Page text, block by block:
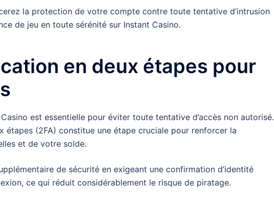
la protection de votre compte contre toute tentative d’intrusion
de jeu en toute sérénité sur Instant Casino.
en deux étapes pour
est essentielle pour éviter toute tentative d’accès non autorisé.
étapes (2FA) constitue une étape cruciale pour renforcer la
et de votre solde.
de sécurité en exigeant une confirmation d’identité
ce qui réduit considérablement le risque de piratage.